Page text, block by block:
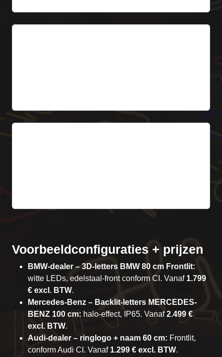
Voorbeeldconfiguraties + prijzen
BMW-dealer – 3D-letters BMW 80 cm Frontlit:
witte LEDs, edelstaal-front conform CI. Vanaf 1.799
€ excl. BTW.
Mercedes-Benz – Backlit-letters MERCEDES-
BENZ 100 cm: halo-effect, IP65. Vanaf2.499 €
excl. BTW.
Audi-dealer – ringlogo + naam 60 cm: Frontlit,
conform Audi CI. Vanaf 1.299 € excl. BTW.